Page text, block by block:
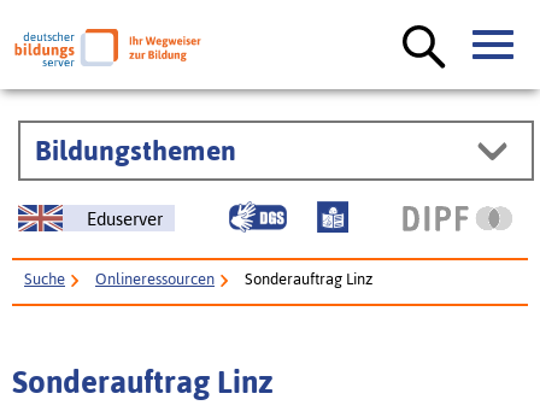
Bildungsthemen
Eduserver
Suche Onlineressourcen Sonderauftrag Linz
Sonderauftrag Linz